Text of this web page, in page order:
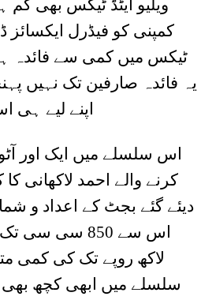
ویلیو ایٹڈ ٹیکس بھی کم
کمپنی کو فیڈرل ایکسائز
ٹیکس میں کمی سے فائدہ
یہ فائدہ صارفین تک نہیں
اپنے لیے ہی
اس سلسلے میں ایک اور
کرنے والے احمد لاکھانی
دیئے گئے بجٹ کے اعداد و
لاکھ روپے تک کی کمی
سلسلے میں ابھی کچھ بھی